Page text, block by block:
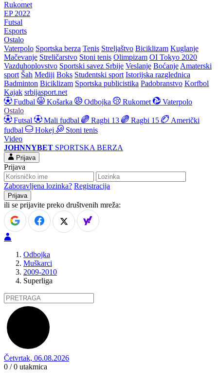
Rukomet
EP 2022
Futsal
Esports
Ostalo
Vaterpolo Sportska berza Tenis Streljaštvo Biciklizam Kuglanje
Mačevanje Streličarstvo Stoni tenis Olimpizam OI Tokyo 2020
Vazduhoplovstvo Sportski savez Srbije Veslanje Boćanje Amaterski
sport Šah Mediji Boks Studentski sport Istorijska razglednica
Badminton Biciklizam Sportska publicistika Padobranstvo Korfbol
Kajak srbijasport.net
Fudbal
Košarka Odbojka Rukomet
Vaterpolo
Ostalo
Futsal
Mali fudbal Ragbi 13 Ragbi 15
Američki
fudbal
Hokej
Stoni tenis
Video
JOHNNYBET SPORTSKA BERZA
Prijava
Prijava
Zaboravljena lozinka? Registracija
ili se prijavite preko društvenih mreža:
Odbojka
Muškarci
2009-2010
Superliga
Četvrtak, 06.08.2026
0 / 0 utakmica